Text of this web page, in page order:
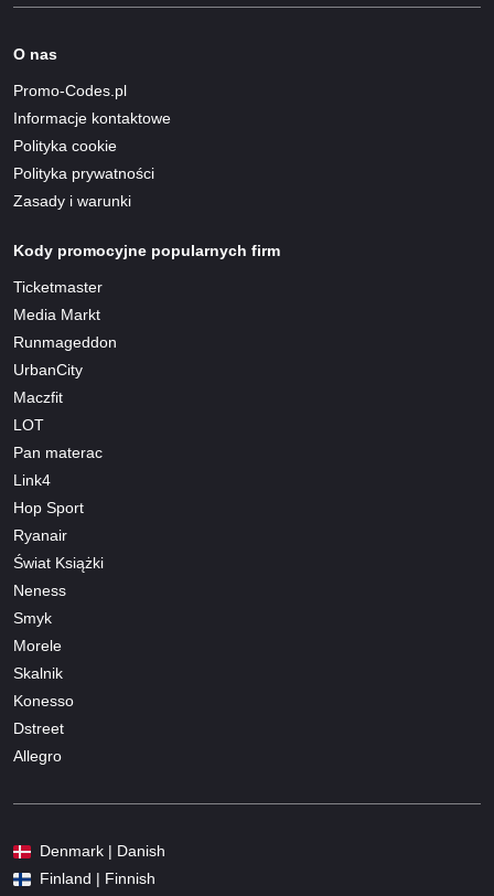
O nas
Promo-Codes.pl
Informacje kontaktowe
Polityka cookie
Polityka prywatności
Zasady i warunki
Kody promocyjne popularnych firm
Ticketmaster
Media Markt
Runmageddon
UrbanCity
Maczfit
LOT
Pan materac
Link4
Hop Sport
Ryanair
Świat Książki
Neness
Smyk
Morele
Skalnik
Konesso
Dstreet
Allegro
Denmark | Danish
Finland | Finnish